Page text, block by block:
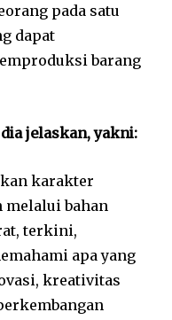
pada satu
dapat
barang
jelaskan, yakni:
karakter
bahan
terkini,
apa yang
kreativitas